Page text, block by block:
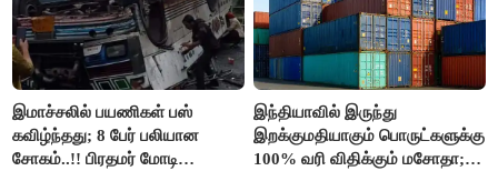
இமாச்சலில் பயணிகள் பஸ்
கவிழ்ந்தது; 8 பேர் பலியான
சோகம்..!! பிரதமர் மோடி
இந்தியாவில் இருந்து
இறக்குமதியாகும் பொருட்களுக்கு
100% வரி விதிக்கும் மசோதா;